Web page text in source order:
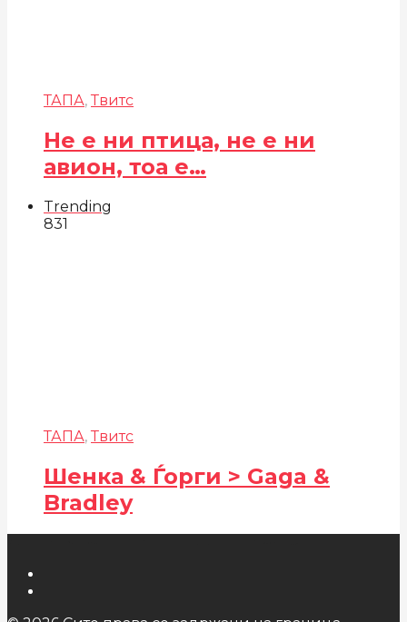
ТАПА, Твитс
Не е ни птица, не е ни
авион, тоа е…
Trending
831
ТАПА, Твитс
Шенка & Ѓорги > Gaga &
Bradley